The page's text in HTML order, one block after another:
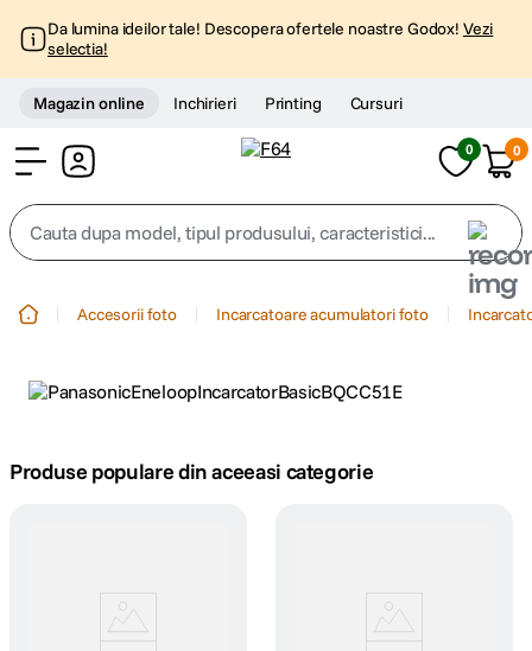
Da lumina ideilor tale! Descopera ofertele noastre Godox! Vezi
selectia!
Magazin online Inchirieri Printing Cursuri
0 0
Cauta dupa model, tipul produsului, caracteristici...
3. trepied telefon
lavaliera
Accesorii foto Incarcatoare acumulatori foto
Produse populare din aceeasi categorie